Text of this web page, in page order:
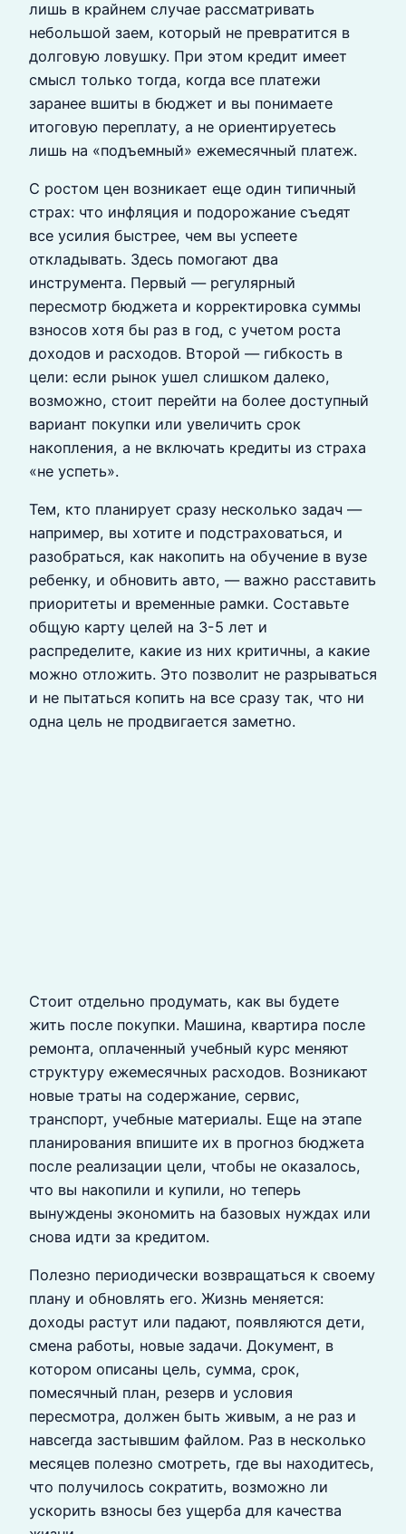
лишь в крайнем случае рассматривать
небольшой заем, который не превратится в
долговую ловушку. При этом кредит имеет
смысл только тогда, когда все платежи
заранее вшиты в бюджет и вы понимаете
итоговую переплату, а не ориентируетесь
лишь на «подъемный» ежемесячный платеж.
С ростом цен возникает еще один типичный
страх: что инфляция и подорожание съедят
все усилия быстрее, чем вы успеете
откладывать. Здесь помогают два
инструмента. Первый — регулярный
пересмотр бюджета и корректировка суммы
взносов хотя бы раз в год, с учетом роста
доходов и расходов. Второй — гибкость в
цели: если рынок ушел слишком далеко,
возможно, стоит перейти на более доступный
вариант покупки или увеличить срок
накопления, а не включать кредиты из страха
«не успеть».
Тем, кто планирует сразу несколько задач —
например, вы хотите и подстраховаться, и
разобраться, как накопить на обучение в вузе
ребенку, и обновить авто, — важно расставить
приоритеты и временные рамки. Составьте
общую карту целей на 3-5 лет и
распределите, какие из них критичны, а какие
можно отложить. Это позволит не разрываться
и не пытаться копить на все сразу так, что ни
одна цель не продвигается заметно.
Стоит отдельно продумать, как вы будете
жить после покупки. Машина, квартира после
ремонта, оплаченный учебный курс меняют
структуру ежемесячных расходов. Возникают
новые траты на содержание, сервис,
транспорт, учебные материалы. Еще на этапе
планирования впишите их в прогноз бюджета
после реализации цели, чтобы не оказалось,
что вы накопили и купили, но теперь
вынуждены экономить на базовых нуждах или
снова идти за кредитом.
Полезно периодически возвращаться к своему
плану и обновлять его. Жизнь меняется:
доходы растут или падают, появляются дети,
смена работы, новые задачи. Документ, в
котором описаны цель, сумма, срок,
помесячный план, резерв и условия
пересмотра, должен быть живым, а не раз и
навсегда застывшим файлом. Раз в несколько
месяцев полезно смотреть, где вы находитесь,
что получилось сократить, возможно ли
ускорить взносы без ущерба для качества